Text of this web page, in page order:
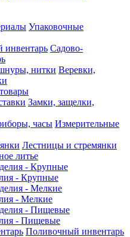
Упаковочные
Садово-
Веревки,
Замки, защелки,
Измерительные
Лестницы и стремянки
литье
- Крупные
- Мелкие
- Пищевые
Поливочный инвентарь